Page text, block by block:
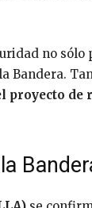
no
Bandera.
proyecto